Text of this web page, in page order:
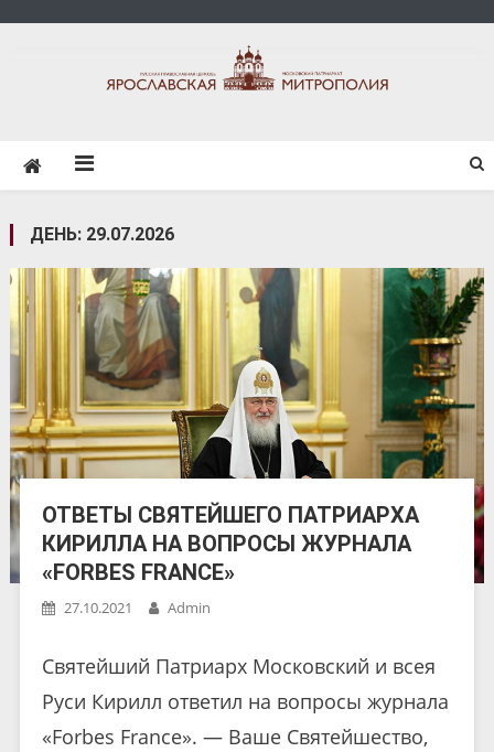
ДЕНЬ: 29.07.2026
ОТВЕТЫ СВЯТЕЙШЕГО ПАТРИАРХА
КИРИЛЛА НА ВОПРОСЫ ЖУРНАЛА
«FORBES FRANCE»
27.10.2021 Admin
Святейший Патриарх Московский и всея
Руси Кирилл ответил на вопросы журнала
«Forbes France». — Ваше Святейшество,